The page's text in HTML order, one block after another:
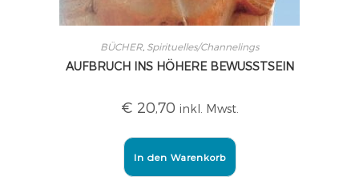
BÜCHER, Spirituelles/Channelings
AUFBRUCH INS HÖHERE BEWUSSTSEIN
€ 20,70 inkl. Mwst.
In den Warenkorb